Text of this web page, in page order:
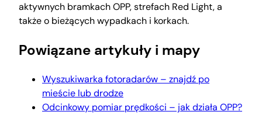
aktywnych bramkach OPP, strefach Red Light, a
także o bieżących wypadkach i korkach.
Powiązane artykuły i mapy
Wyszukiwarka fotoradarów – znajdź po
mieście lub drodze
Odcinkowy pomiar prędkości – jak działa OPP?